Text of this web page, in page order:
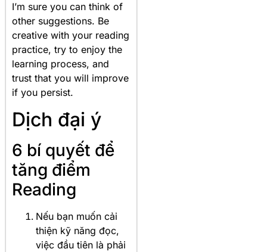
I’m sure you can think of
other suggestions. Be
creative with your reading
practice, try to enjoy the
learning process, and
trust that you will improve
if you persist.
Dịch đại ý
6 bí quyết để
tăng điểm
Reading
Nếu bạn muốn cải
thiện kỹ năng đọc,
việc đầu tiên là phải